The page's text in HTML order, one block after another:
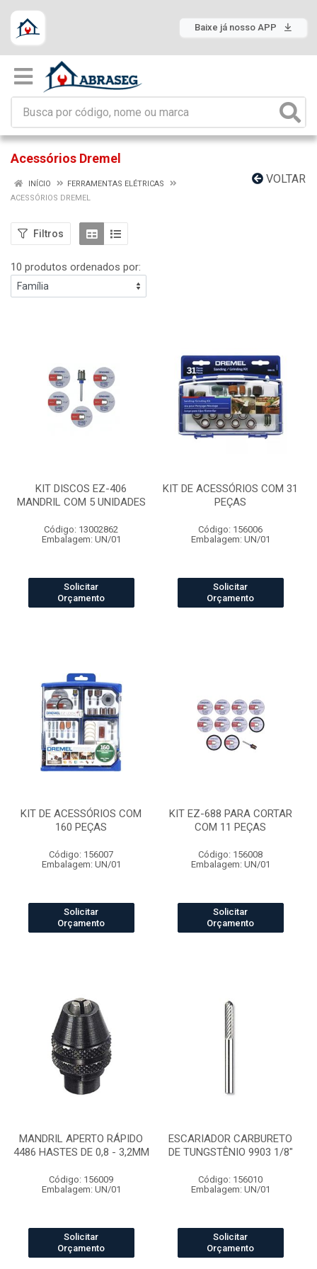
Baixe já nosso APP
Acessórios Dremel
VOLTAR
INÍCIO
FERRAMENTAS ELÉTRICAS
ACESSÓRIOS DREMEL
Filtros
10 produtos ordenados por:
KIT DISCOS EZ-406
MANDRIL COM 5 UNIDADES
Código: 13002862
Embalagem: UN/01
Solicitar
Orçamento
KIT DE ACESSÓRIOS COM 31
PEÇAS
Código: 156006
Embalagem: UN/01
Solicitar
Orçamento
KIT DE ACESSÓRIOS COM
160 PEÇAS
Código: 156007
Embalagem: UN/01
Solicitar
Orçamento
KIT EZ-688 PARA CORTAR
COM 11 PEÇAS
Código: 156008
Embalagem: UN/01
Solicitar
Orçamento
MANDRIL APERTO RÁPIDO
4486 HASTES DE 0,8 - 3,2MM
Código: 156009
Embalagem: UN/01
Solicitar
Orçamento
ESCARIADOR CARBURETO
DE TUNGSTÊNIO 9903 1/8"
Código: 156010
Embalagem: UN/01
Solicitar
Orçamento